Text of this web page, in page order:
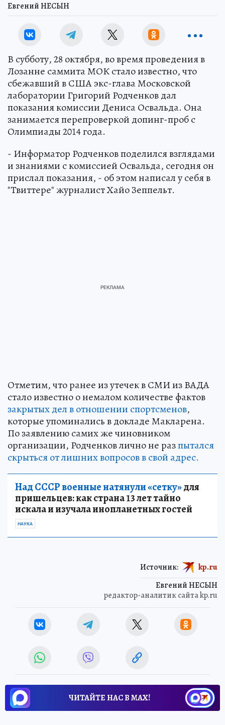
Евгений НЕСЫН
В субботу, 28 октября, во время проведения в
Лозанне саммита МОК стало известно, что
сбежавший в США экс-глава Московской
лаборатории Григорий Родченков дал
показания комиссии Дениса Освальда. Она
занимается перепроверкой допинг-проб с
Олимпиады 2014 года.
- Информатор Родченков поделился взглядами
и знаниями с комиссией Освальда, сегодня он
прислал показания, - об этом написал у себя в
"Твиттере" журналист Хайо Зеппельт.
Отметим, что ранее из утечек в СМИ из ВАДА
стало известно о немалом количестве фактов
закрытых дел в отношении спортсменов,
которые упоминались в докладе Макларена.
По заявлению самих же чиновником
организации, Родченков лично не разпытался
скрыться от лишних вопросов в свой адрес.
Над СССР военные натянули «сетку»для
пришельцев: как страна 13 лет тайно
искала и изучала инопланетных гостей
НАУКА
Евгений НЕСЫН
редактор-аналитик сайта kp.ru
Источник: kp.ru
ЧИТАЙТЕ НАС В МАХ!